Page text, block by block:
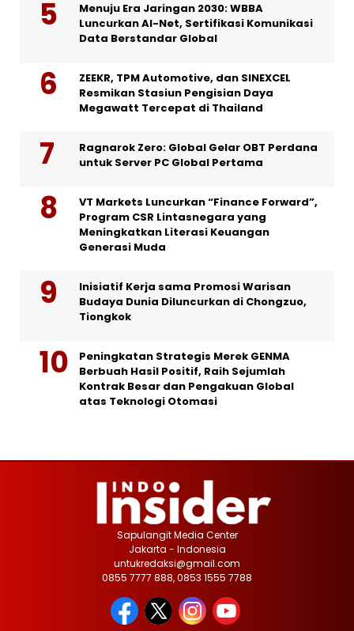
Menuju Era Jaringan 2030: WBBA
Luncurkan AI-Net, Sertifikasi Komunikasi
Data Berstandar Global
ZEEKR, TPM Automotive, dan SINEXCEL
Resmikan Stasiun Pengisian Daya
Megawatt Tercepat di Thailand
Ragnarok Zero: Global Gelar OBT Perdana
untuk Server PC Global Pertama
VT Markets Luncurkan “Finance Forward”,
Program CSR Lintasnegara yang
Meningkatkan Literasi Keuangan
Generasi Muda
Inisiatif Kerja sama Promosi Warisan
Budaya Dunia Diluncurkan di Chongzuo,
Tiongkok
Peningkatan Strategis Merek GENMA
Berbuah Hasil Positif, Raih Sejumlah
Kontrak Besar dan Pengakuan Global
atas Teknologi Otomasi
Sapulangit Media Center
Jakarta - Indonesia
untukredaksi@gmail.com
0855 7777 888, 0853 1555 7788